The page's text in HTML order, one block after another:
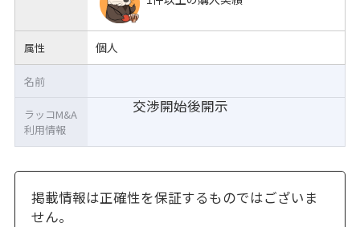
属性 個人
交渉開始後開示
名前
ラッコM&A
利用情報
掲載情報は正確性を保証するものではございま
せん。